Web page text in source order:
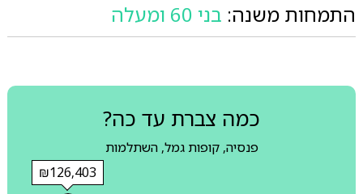
התמחות משנה: בני 60 ומעלה
כמה צברת עד כה?
פנסיה, קופות גמל, השתלמות
₪126,403